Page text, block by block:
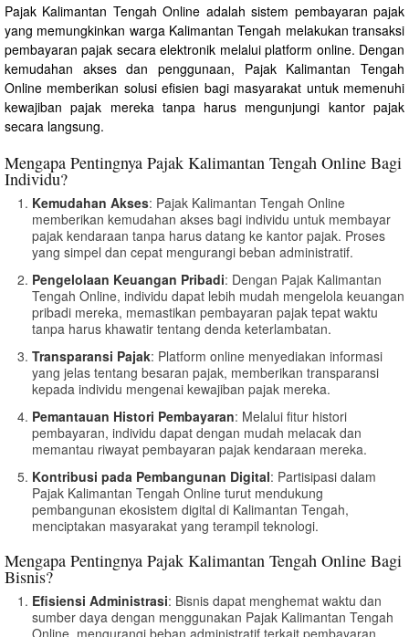
Pajak Kalimantan Tengah Online adalah sistem pembayaran pajak
yang memungkinkan warga Kalimantan Tengah melakukan transaksi
pembayaran pajak secara elektronik melalui platform online. Dengan
kemudahan akses dan penggunaan, Pajak Kalimantan Tengah
Online memberikan solusi efisien bagi masyarakat untuk memenuhi
kewajiban pajak mereka tanpa harus mengunjungi kantor pajak
secara langsung.
Mengapa Pentingnya Pajak Kalimantan Tengah Online Bagi
Individu?
Kemudahan Akses: Pajak Kalimantan Tengah Online
memberikan kemudahan akses bagi individu untuk membayar
pajak kendaraan tanpa harus datang ke kantor pajak. Proses
yang simpel dan cepat mengurangi beban administratif.
Pengelolaan Keuangan Pribadi: Dengan Pajak Kalimantan
Tengah Online, individu dapat lebih mudah mengelola keuangan
pribadi mereka, memastikan pembayaran pajak tepat waktu
tanpa harus khawatir tentang denda keterlambatan.
Transparansi Pajak: Platform online menyediakan informasi
yang jelas tentang besaran pajak, memberikan transparansi
kepada individu mengenai kewajiban pajak mereka.
Pemantauan Histori Pembayaran: Melalui fitur histori
pembayaran, individu dapat dengan mudah melacak dan
memantau riwayat pembayaran pajak kendaraan mereka.
Kontribusi pada Pembangunan Digital: Partisipasi dalam
Pajak Kalimantan Tengah Online turut mendukung
pembangunan ekosistem digital di Kalimantan Tengah,
menciptakan masyarakat yang terampil teknologi.
Mengapa Pentingnya Pajak Kalimantan Tengah Online Bagi
Bisnis?
Efisiensi Administrasi: Bisnis dapat menghemat waktu dan
sumber daya dengan menggunakan Pajak Kalimantan Tengah
Online, mengurangi beban administratif terkait pembayaran